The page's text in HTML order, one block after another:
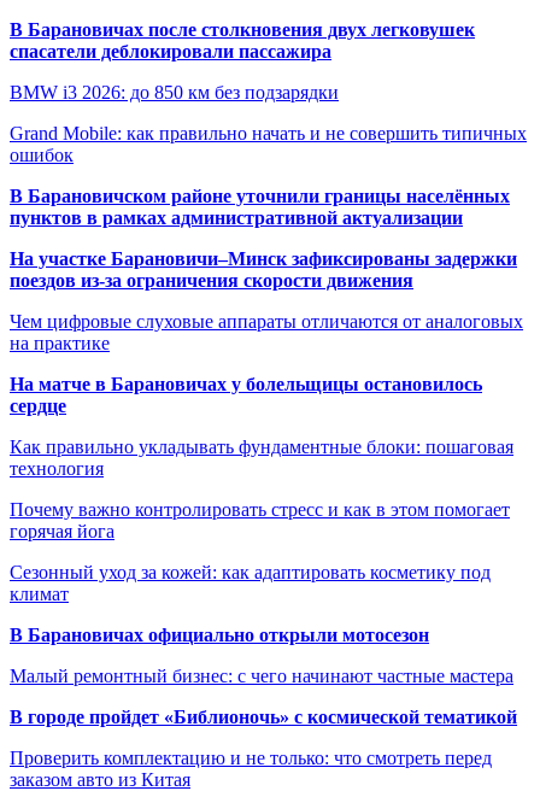
В Барановичах после столкновения двух легковушек
спасатели деблокировали пассажира
BMW i3 2026: до 850 км без подзарядки
Grand Mobile: как правильно начать и не совершить типичных
ошибок
В Барановичском районе уточнили границы населённых
пунктов в рамках административной актуализации
На участке Барановичи–Минск зафиксированы задержки
поездов из-за ограничения скорости движения
Чем цифровые слуховые аппараты отличаются от аналоговых
на практике
На матче в Барановичах у болельщицы остановилось
сердце
Как правильно укладывать фундаментные блоки: пошаговая
технология
Почему важно контролировать стресс и как в этом помогает
горячая йога
Сезонный уход за кожей: как адаптировать косметику под
климат
В Барановичах официально открыли мотосезон
Малый ремонтный бизнес: с чего начинают частные мастера
В городе пройдет «Библионочь» с космической тематикой
Проверить комплектацию и не только: что смотреть перед
заказом авто из Китая